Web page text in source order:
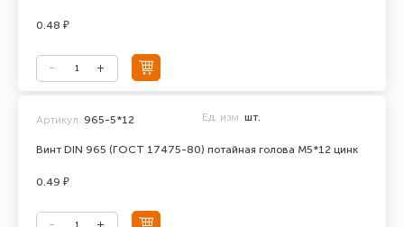
0.48 ₽
Винт DIN 965 (ГОСТ 17475-80) потайная голова М5*12 цинк
Артикул: 965-5*12 Ед. изм. шт.
0.49 ₽